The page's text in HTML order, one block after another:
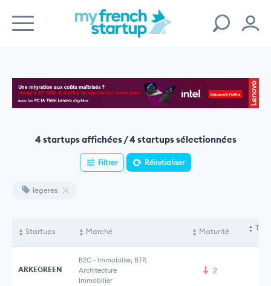
4 startups affichées / 4 startups sélectionnées
Filtrer Réinitialiser
legeres
Startups Marché Maturité
ARKEGREEN
B2C - Immobilier, BTP,
Architecture
Immobilier
2